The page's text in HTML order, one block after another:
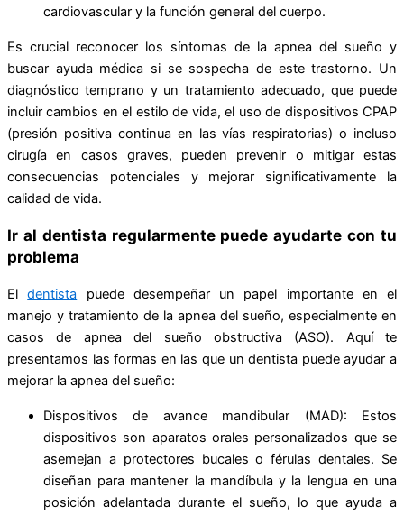
cardiovascular y la función general del cuerpo.
Es crucial reconocer los síntomas de la apnea del sueño y
buscar ayuda médica si se sospecha de este trastorno. Un
diagnóstico temprano y un tratamiento adecuado, que puede
incluir cambios en el estilo de vida, el uso de dispositivos CPAP
(presión positiva continua en las vías respiratorias) o incluso
cirugía en casos graves, pueden prevenir o mitigar estas
consecuencias potenciales y mejorar significativamente la
calidad de vida.
Ir al dentista regularmente puede ayudarte con tu
problema
Eldentista puede desempeñar un papel importante en el
manejo y tratamiento de la apnea del sueño, especialmente en
casos de apnea del sueño obstructiva (ASO). Aquí te
presentamos las formas en las que un dentista puede ayudar a
mejorar la apnea del sueño:
Dispositivos de avance mandibular (MAD): Estos
dispositivos son aparatos orales personalizados que se
asemejan a protectores bucales o férulas dentales. Se
diseñan para mantener la mandíbula y la lengua en una
posición adelantada durante el sueño, lo que ayuda a